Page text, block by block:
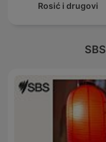
Rosić i drugovi